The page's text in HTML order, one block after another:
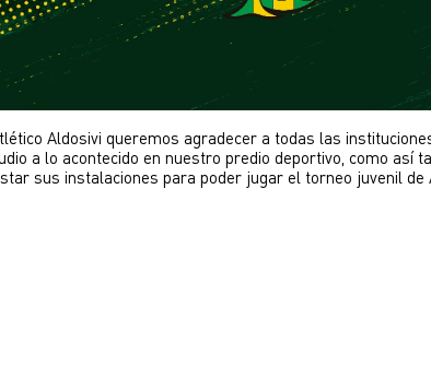
Aldosivi queremos agradecer a todas las
a lo acontecido en nuestro predio deportivo, como así
sus instalaciones para poder jugar el torneo juvenil de